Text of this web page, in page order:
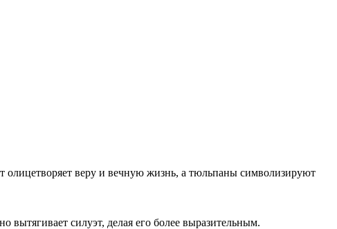
олицетворяет веру и вечную жизнь, а тюльпаны символизируют
силуэт, делая его более выразительным.